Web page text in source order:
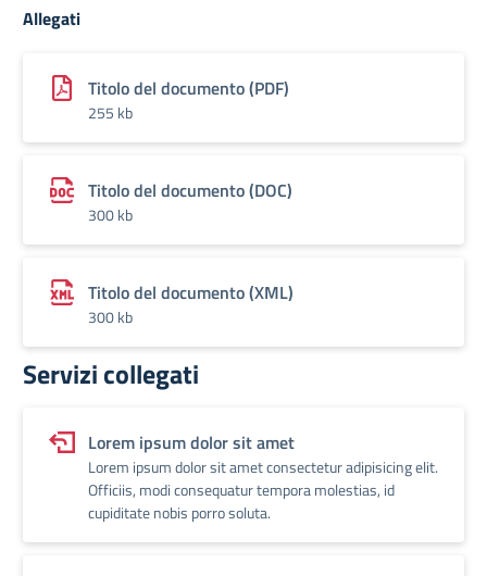
Allegati
Titolo del documento (PDF)
255 kb
Titolo del documento (DOC)
300 kb
Titolo del documento (XML)
300 kb
Servizi collegati
Lorem ipsum dolor sit amet
Lorem ipsum dolor sit amet consectetur adipisicing elit.
Officiis, modi consequatur tempora molestias, id
cupiditate nobis porro soluta.